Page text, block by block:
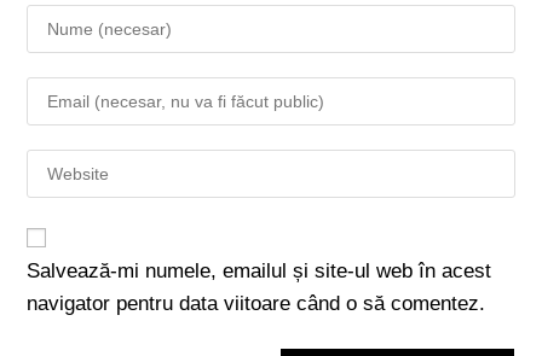
Salvează-mi numele, emailul și site-ul web în acest
navigator pentru data viitoare când o să comentez.